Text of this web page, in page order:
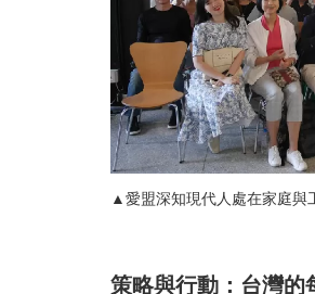
▲愛盟深知現代人處在家庭與
策略與行動：台灣的